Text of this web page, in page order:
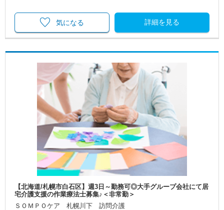
詳細を見る
気になる
【北海道/札幌市白石区】週3日～勤務可◎大手グループ会社にて居
宅介護支援の作業療法士募集♪＜非常勤＞
ＳＯＭＰＯケア 札幌川下 訪問介護